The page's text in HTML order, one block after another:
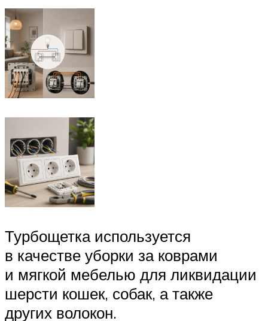
Турбощетка используется
в качестве уборки за коврами
и мягкой мебелью для ликвидации
шерсти кошек, собак, а также
других волокон.